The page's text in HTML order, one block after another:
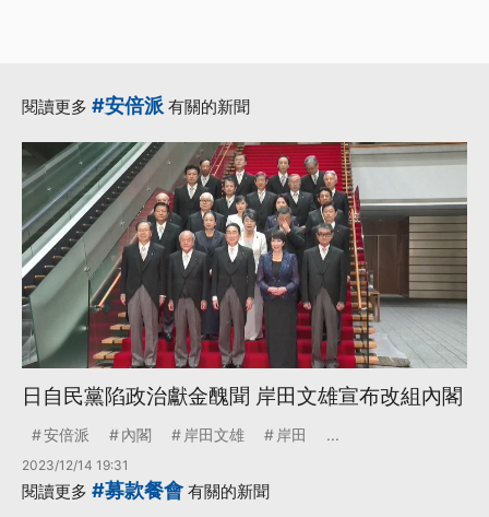
閱讀更多 #安倍派 有關的新聞
日自民黨陷政治獻金醜聞 岸田文雄宣布改組內閣
安倍派 內閣 岸田文雄 岸田 ...
2023/12/14 19:31
閱讀更多 #募款餐會 有關的新聞